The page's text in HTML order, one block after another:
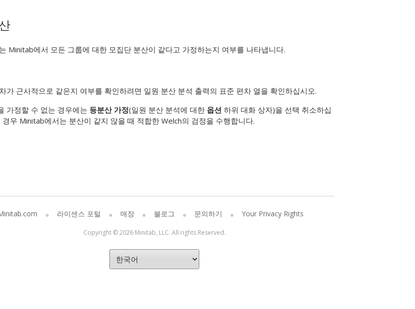
Minitab에서 모든 그룹에 대한 모집단 분산이 같다고 가정하는지 여부를 나타냅니다.
가 근사적으로 같은지 여부를 확인하려면 일원 분산 분석 출력의 표준 편차 열을 확인하십시오.
가정할 수 없는 경우에는 등분산 가정(일원 분산 분석에 대한 옵션 하위 대화 상자)을 선택 취소하십
경우 Minitab에서는 분산이 같지 않을 때 적합한 Welch의 검정을 수행합니다.
라이센스 포털 매장 블로그 문의하기 Your Privacy Rights
Copyright © 2026 Minitab, LLC. All rights Reserved.